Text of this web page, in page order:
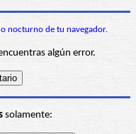
nocturno de tu navegador.
algún error.
solamente: